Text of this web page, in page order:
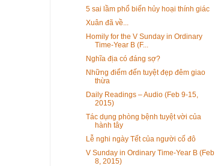
5 sai lầm phổ biến hủy hoại thính giác
Xuân đã về...
Homily for the V Sunday in Ordinary
Time-Year B (F...
Nghĩa địa có đáng sợ?
Những điểm đến tuyệt đẹp đêm giao
thừa
Daily Readings – Audio (Feb 9-15,
2015)
Tác dụng phòng bệnh tuyệt vời của
hành tây
Lễ nghi ngày Tết của người cố đô
V Sunday in Ordinary Time-Year B (Feb
8, 2015)